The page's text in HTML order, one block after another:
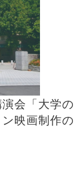
会「大学の
映画制作の